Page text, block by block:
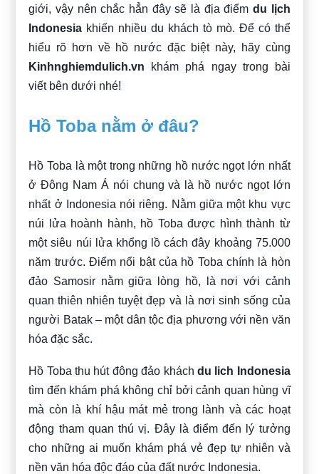
giới, vậy nên chắc hẳn đây sẽ là địa điểmdu lịch
Indonesia khiến nhiều du khách tò mò. Để có thể
hiểu rõ hơn về hồ nước đặc biệt này, hãy cùng
Kinhnghiemdulich.vn khám phá ngay trong bài
viết bên dưới nhé!
Hồ Toba nằm ở đâu?
Hồ Toba là một trong những hồ nước ngọt lớn nhất
ở Đông Nam Á nói chung và là hồ nước ngọt lớn
nhất ở Indonesia nói riêng. Nằm giữa một khu vực
núi lửa hoành hành, hồ Toba được hình thành từ
một siêu núi lửa khổng lồ cách đây khoảng 75.000
năm trước. Điểm nổi bật của hồ Toba chính là hòn
đảo Samosir nằm giữa lòng hồ, là nơi với cảnh
quan thiên nhiên tuyệt đẹp và là nơi sinh sống của
người Batak – một dân tộc địa phương với nền văn
hóa đặc sắc.
Hồ Toba thu hút đông đảo khách du lich Indonesia
tìm đến khám phá không chỉ bởi cảnh quan hùng vĩ
mà còn là khí hậu mát mẻ trong lành và các hoạt
động tham quan thú vị. Đây là điểm đến lý tưởng
cho những ai muốn khám phá vẻ đẹp tự nhiên và
nền văn hóa độc đáo của đất nước Indonesia.